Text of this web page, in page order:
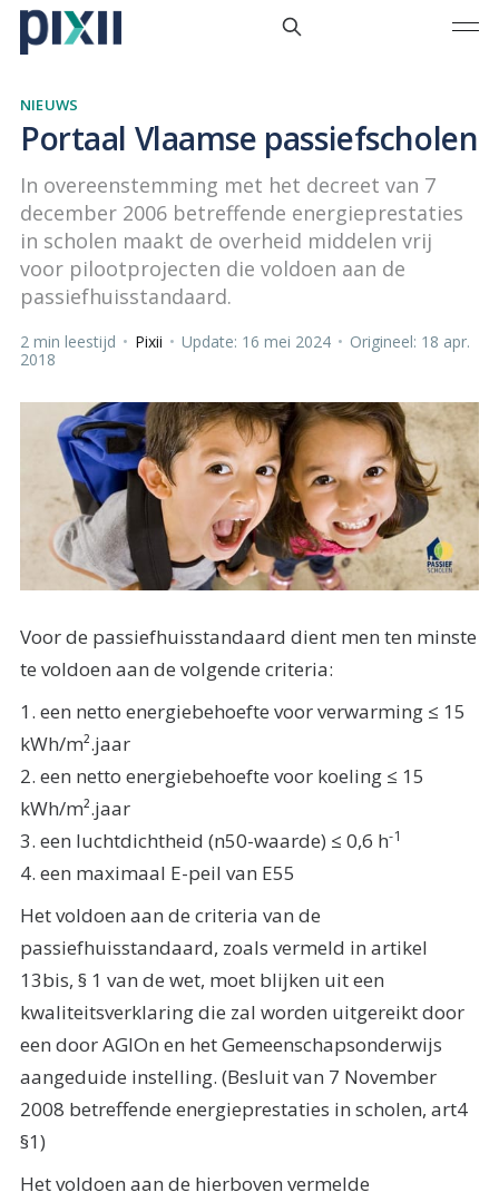
NIEUWS
Portaal Vlaamse passiefscholen
In overeenstemming met het decreet van 7
december 2006 betreffende energieprestaties
in scholen maakt de overheid middelen vrij
voor pilootprojecten die voldoen aan de
passiefhuisstandaard.
2 min leestijd • Pixii • Update: 16 mei 2024 • Origineel: 18 apr.
2018
Voor de passiefhuisstandaard dient men ten minste
te voldoen aan de volgende criteria:
1. een netto energiebehoefte voor verwarming ≤ 15
kWh/m².jaar
2. een netto energiebehoefte voor koeling ≤ 15
kWh/m².jaar
3. een luchtdichtheid (n50-waarde) ≤ 0,6 h-1
4. een maximaal E-peil van E55
Het voldoen aan de criteria van de
passiefhuisstandaard, zoals vermeld in artikel
13bis, § 1 van de wet, moet blijken uit een
kwaliteitsverklaring die zal worden uitgereikt door
een door AGIOn en het Gemeenschapsonderwijs
aangeduide instelling. (Besluit van 7 November
2008 betreffende energieprestaties in scholen, art4
§1)
Het voldoen aan de hierboven vermelde